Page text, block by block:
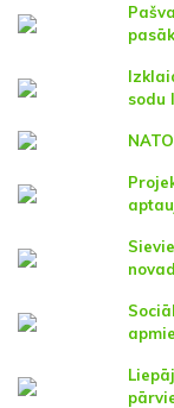
sodu